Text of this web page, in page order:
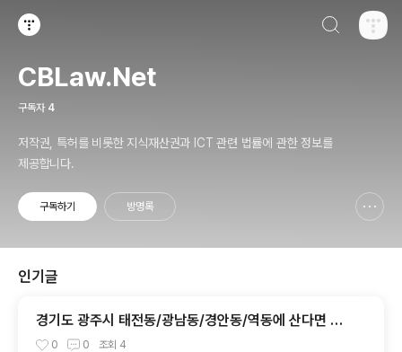
CBLaw.Net
구독자 4
저작권, 특허를 비롯한 지식재산권과 ICT 관련 법률에 관한 정보를
제공합니다.
구독하기 방명록
인기글
경기도 광주시 태전동/광남동/경안동/역동에 산다면 가
볼만한 맛집
0 0 조회 4